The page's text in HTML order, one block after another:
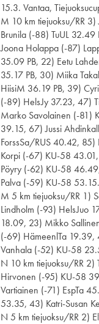
15.3. Vantaa,
M 10 km tiejuoksu/RR 3)
Brunila (-88) TuUL
Joona Holappa (-87)
35.09 PB, 22) Eetu
35.17 PB, 30) Miika
HiisiM 36.19 PB, 39)
(-89) HelsJy 37.23, 47)
Marko Savolainen (-81)
39.15, 67) Jussi
ForssSa/RUS 40.42,
Korpi (-67) KU-58
Pöyry (-62) KU-58
Palva (-59) KU-58 53.15.
M 5 km tiejuoksu/RR 1)
Lindholm (-93) HelsJuo
18.09, 23) Mikko
(-69) HämeenlTa 19.39,
Vanhala (-52) KU-58
N 10 km tiejuoksu/RR
Hirvonen (-95) KU-58
Vartiainen (-71) EspTa
53.35, 43) Katri-Susan
N 5 km tiejuoksu/RR 2)